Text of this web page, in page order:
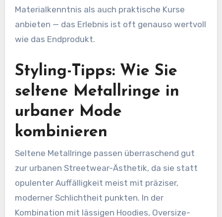
Materialkenntnis als auch praktische Kurse
anbieten — das Erlebnis ist oft genauso wertvoll
wie das Endprodukt.
Styling-Tipps: Wie Sie
seltene Metallringe in
urbaner Mode
kombinieren
Seltene Metallringe passen überraschend gut
zur urbanen Streetwear-Ästhetik, da sie statt
opulenter Auffälligkeit meist mit präziser,
moderner Schlichtheit punkten. In der
Kombination mit lässigen Hoodies, Oversize-